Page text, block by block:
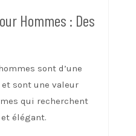
Hommes : Des
sont d’une
sont une valeur
qui recherchent
élégant.